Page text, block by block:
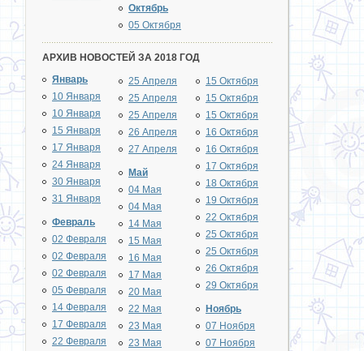
Октябрь
05 Октября
АРХИВ НОВОСТЕЙ ЗА 2018 ГОД
Январь
10 Января
10 Января
15 Января
17 Января
24 Января
30 Января
31 Января
Февраль
02 Февраля
02 Февраля
02 Февраля
05 Февраля
14 Февраля
17 Февраля
22 Февраля
25 Апреля
25 Апреля
25 Апреля
26 Апреля
27 Апреля
Май
04 Мая
04 Мая
14 Мая
15 Мая
16 Мая
17 Мая
20 Мая
22 Мая
23 Мая
23 Мая
15 Октября
15 Октября
15 Октября
16 Октября
16 Октября
17 Октября
18 Октября
19 Октября
22 Октября
25 Октября
25 Октября
26 Октября
29 Октября
Ноябрь
07 Ноября
07 Ноября